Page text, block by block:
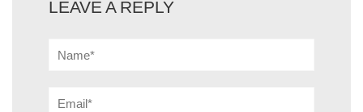
LEAVE A REPLY